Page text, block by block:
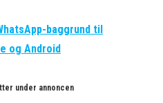
baggrund til
og Android
under annoncen